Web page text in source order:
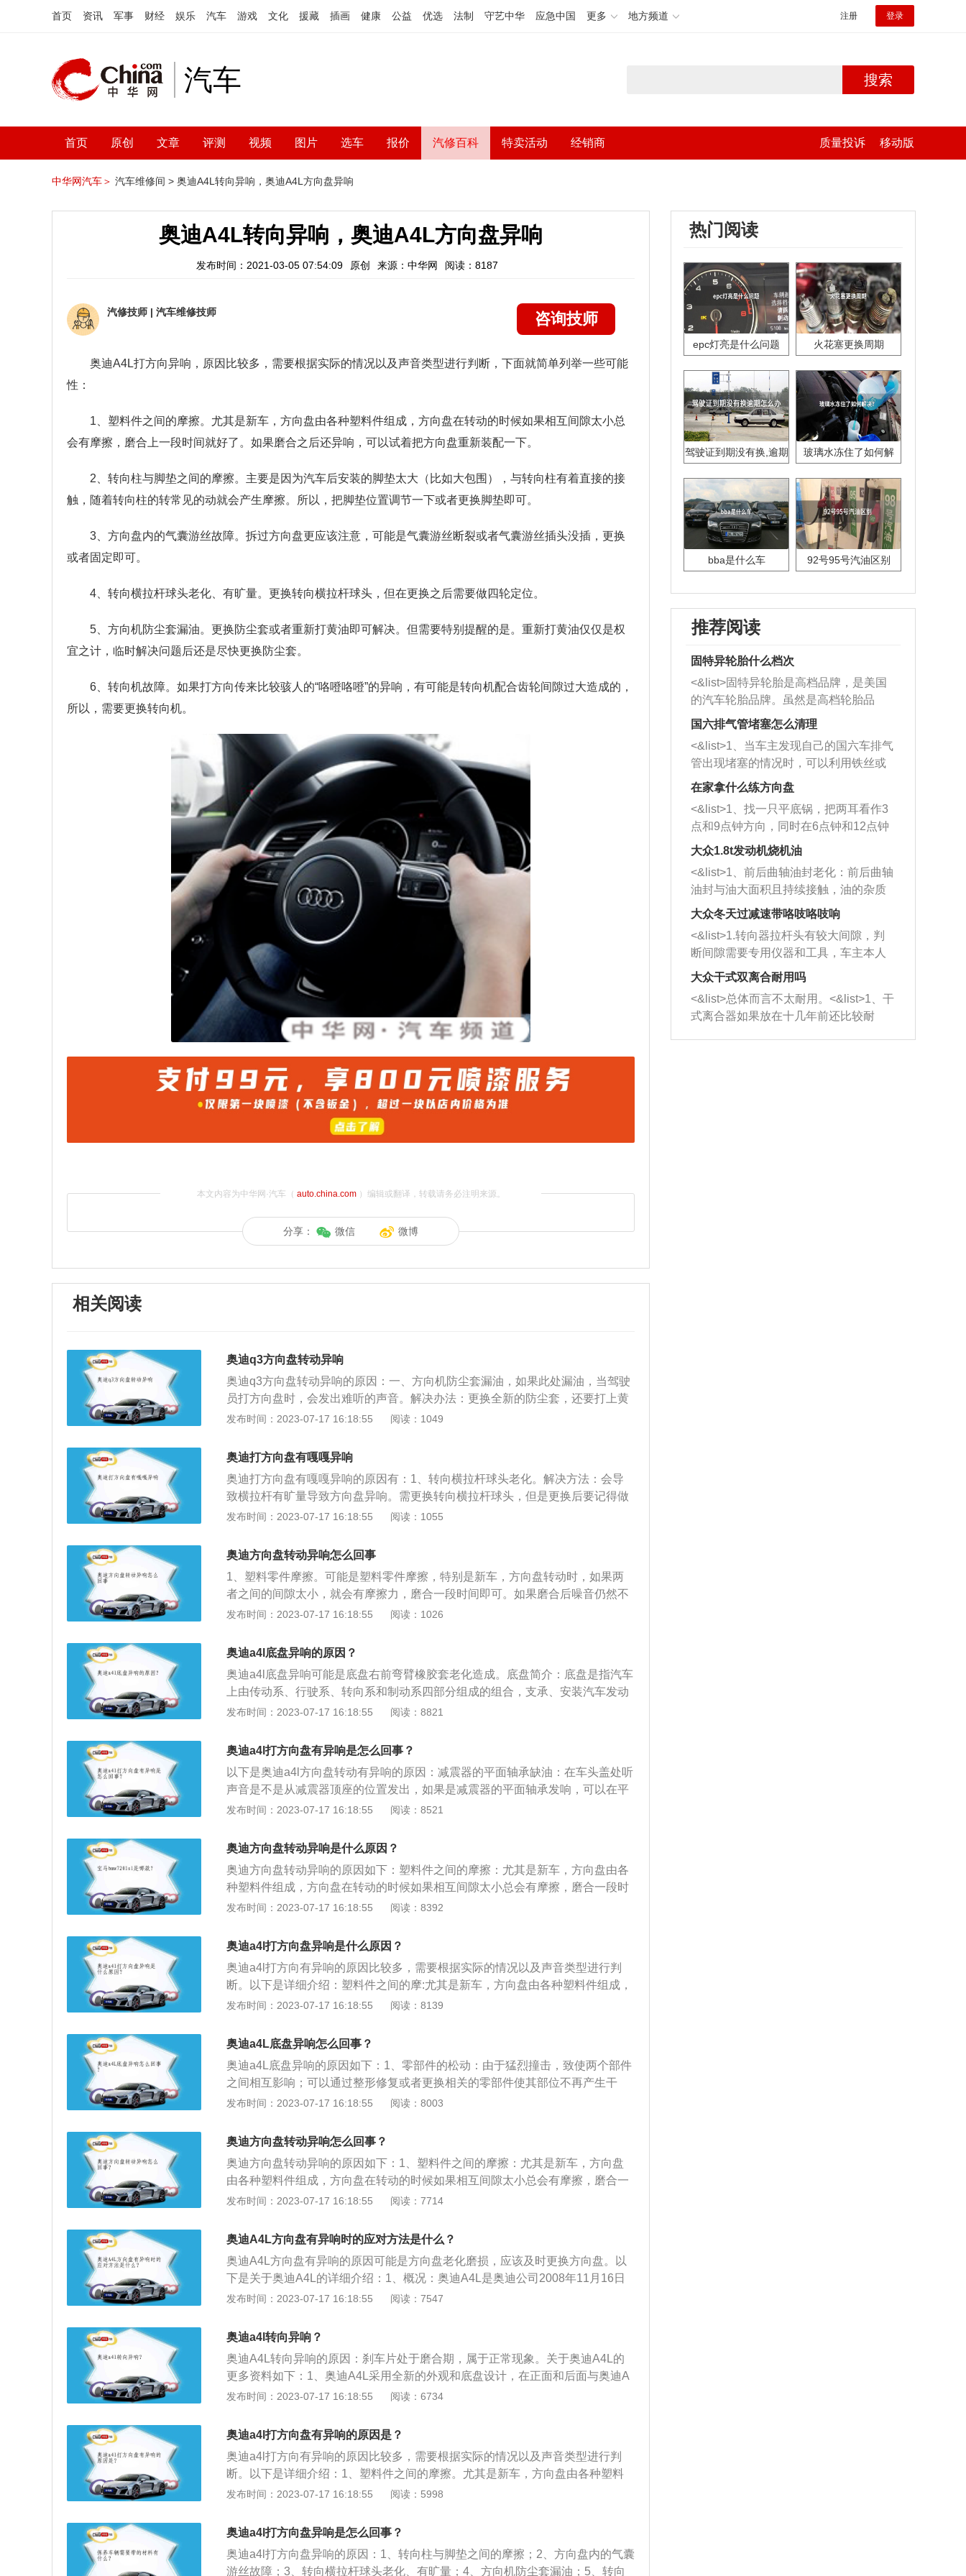
首页 资讯 军事 财经 娱乐 汽车 游戏 文化 援藏 插画 健康 公益 优选 法制 守艺中华 应急中国 更多 地方频道 注册 登录
汽车 搜索
首页 原创 文章 评测 视频 图片 选车 报价 汽修百科 特卖活动 经销商 质量投诉 移动版
中华网汽车＞ 汽车维修间 > 奥迪A4L转向异响，奥迪A4L方向盘异响
奥迪A4L转向异响，奥迪A4L方向盘异响
发布时间：2021-03-05 07:54:09 原创 来源：中华网 阅读：8187
汽修技师 | 汽车维修技师 咨询技师
奥迪A4L打方向异响，原因比较多，需要根据实际的情况以及声音类型进行判断，下面就简单列举一些可能
性：
1、塑料件之间的摩擦。尤其是新车，方向盘由各种塑料件组成，方向盘在转动的时候如果相互间隙太小总
会有摩擦，磨合上一段时间就好了。如果磨合之后还异响，可以试着把方向盘重新装配一下。
2、转向柱与脚垫之间的摩擦。主要是因为汽车后安装的脚垫太大（比如大包围），与转向柱有着直接的接
触，随着转向柱的转常见的动就会产生摩擦。所以，把脚垫位置调节一下或者更换脚垫即可。
3、方向盘内的气囊游丝故障。拆过方向盘更应该注意，可能是气囊游丝断裂或者气囊游丝插头没插，更换
或者固定即可。
4、转向横拉杆球头老化、有旷量。更换转向横拉杆球头，但在更换之后需要做四轮定位。
5、方向机防尘套漏油。更换防尘套或者重新打黄油即可解决。但需要特别提醒的是。重新打黄油仅仅是权
宜之计，临时解决问题后还是尽快更换防尘套。
6、转向机故障。如果打方向传来比较骇人的“咯噔咯噔”的异响，有可能是转向机配合齿轮间隙过大造成的，
所以，需要更换转向机。
本文内容为中华网·汽车（ auto.china.com）编辑或翻译，转载请务必注明来源。
分享： 微信 微博
相关阅读
奥迪q3方向盘转动异响
奥迪q3方向盘转动异响的原因：一、方向机防尘套漏油，如果此处漏油，当驾驶
员打方向盘时，会发出难听的声音。解决办法：更换全新的防尘套，还要打上黄
油。二、转向横拉杆球头老化，也会引起转动方向盘时发出异响。解决办法：更
者太脏，也会引起打方向盘时的异响并且转动方向盘时非常吃力。解决办法：检
查转向助力油的液面以及油质，如果缺失则补充，如果油质太脏，则需要更换。
四、气囊游丝故障也会引起转动方向盘时发出异响。解决办法：拆下方向盘，将
润滑剂喷涂在气囊游丝处或者更换气囊游丝。五、包裹平衡杆的胶圈松动会引起
打方向盘时发出异响。解决办法：添加垫片或者更换包裹平衡杆的胶圈。六、万
样会对万向节造成不可逆的损坏。解决办法：更换万向节，在日常用车过程中，
避免将方向盘打死。转动方向盘时发出异响的问题一定要引起重视，需要第一时
间处理。如果在高速上快速行驶，出现转向失灵的话，可能会酿成安全事故。
发布时间：2023-07-17 16:18:55 阅读：1049
奥迪打方向盘有嘎嘎异响
奥迪打方向盘有嘎嘎异响的原因有：1、转向横拉杆球头老化。解决方法：会导
致横拉杆有旷量导致方向盘异响。需更换转向横拉杆球头，但是更换后要记得做
四轮定位。2、转向机故障。解决方法：如果打方向的时候传来异响，并且转向
以。3、助力皮带松紧度不当或者老化。解决方法：对于机械液压助力的方向
盘，如果传动皮带松紧度不当或者老化就会有异响，调整或者更换皮带就可以。
4、塑料件之间的摩擦。解决方法：方向盘由各种塑料件组成，方向盘在转动的
时候如果相互间隙太小总会有摩擦，磨合一段时间即可。5、转向柱与脚垫之间
的摩擦。解决方法：主要是因为汽车后安装的脚垫太大，与转向柱有着直接的接
法：气囊游丝断裂或者气囊游丝插头没插，更换或者固定即可。方向盘的正确打
法：1、首先要掌握比较安全的握方向盘手势。即左手握在方向盘的9点附近，右
手握在3点附近，双手既要抓紧方向盘，又要放松不紧绷。拇指要自然的搭在方
到一半接着右手紧跟着继续打方向。3、方向盘向左打时，很多人喜欢用右手掏
里面的手容易被卡住甚至卡断了，而且胳膊也容易受伤。4、在保持比较高的速
度行驶（90公里以上）时，方向盘一定不要乱动，稍微一拨动方向盘就会让汽车
跑遍，容易发生危险。方向盘只能略微的动一动。两手不要放松，不要太紧绷。
5、打方向盘时，不能一只手来回的打方向，另一只手放在档位上。这是个很不
握方向盘来打方向。6、不要用手指拨方向盘。现在的汽车方向盘都是带助力
的，打方向很轻快，有些人为了图省事，打方向盘时只把手放到下面用手指随意
的拨动方向盘。这是非常不好的习惯，一旦发生意外来不及操控方向盘了。
发布时间：2023-07-17 16:18:55 阅读：1055
奥迪方向盘转动异响怎么回事
1、塑料零件摩擦。可能是塑料零件摩擦，特别是新车，方向盘转动时，如果两
者之间的间隙太小，就会有摩擦力，磨合一段时间即可。如果磨合后噪音仍然不
正常，可以尝试重新装配方向盘。2、转向柱和脚垫摩擦。可能是车尾安装的脚
位置或更换脚垫。3、安全气囊游丝故障。拆卸方向盘时要多加注意，可能是气
囊的游丝断裂或者是气囊的游丝插头没插上，可以更换有丝或者固定插头。4、
转向横拉杆球头老化。可能是转向横拉杆球头老化、有旷量，需要更换转向横拉
杆球头，但在更换之后需要做四轮定位。5、方向机防尘套漏油。可能是方向机
防尘套漏油，需要更换防尘套或重新涂抹黄油。但是重新涂黄油只能应急，暂时
的“咯噔咯噔”声，可能是转向机齿轮间隙过大造成的，需要更换转向机。7、平衡
杆胶松动。检查平衡杆胶有没有出现松动或损坏的情况，平衡杆胶松动、损坏不
但会在打方向的时候响，在过不平路面时也会发出响声，可以通过加垫片的方式
加助力系统的压力，助力泵就会传来异响，需要及时更换转向助力油。9、减震
一下声音是不是从减震器顶座的位置发出，如果是减震器平面轴承缺油，涂些黄
油即可。10、半轴球笼磨损严重。观察半轴球笼磨损是否严重、运行是否顺畅。
如果不顺畅，说明出现故障，会导致转向异响，需要更换半轴球笼。
发布时间：2023-07-17 16:18:55 阅读：1026
奥迪a4l底盘异响的原因？
奥迪a4l底盘异响可能是底盘右前弯臂橡胶套老化造成。底盘简介：底盘是指汽车
上由传动系、行驶系、转向系和制动系四部分组成的组合，支承、安装汽车发动
机及其各部件、总成，形成汽车的整体造型，承受发动机动力，保证正常行驶。
成，形成车体造型，接受发动机的动力，使汽车产生运动，保持正常行驶。
发布时间：2023-07-17 16:18:55 阅读：8821
奥迪a4l打方向盘有异响是怎么回事？
以下是奥迪a4l方向盘转动有异响的原因：减震器的平面轴承缺油：在车头盖处听
声音是不是从减震器顶座的位置发出，如果是减震器的平面轴承发响，可以在平
面轴承上涂些黄油，如果涂后还是响，就只能更换。平衡杆胶松动：检查一下平
响，在过不平路面时也会发出响声，平衡杆胶松动可以通过加垫片的方式来解
决，如果损坏只能更换。
发布时间：2023-07-17 16:18:55 阅读：8521
奥迪方向盘转动异响是什么原因？
奥迪方向盘转动异响的原因如下：塑料件之间的摩擦：尤其是新车，方向盘由各
种塑料件组成，方向盘在转动的时候如果相互间隙太小总会有摩擦，磨合一段时
间即可。转向柱与脚垫之间的摩擦：主要是因为汽车后安装的脚垫太大，与转向
障：可能是气囊游丝断裂或者气囊游丝插头没插，更换或者固定即可。转向横拉
杆球头老化、有旷量：更换转向横拉杆球头，但在更换之后需要做四轮定位。
发布时间：2023-07-17 16:18:55 阅读：8392
奥迪a4l打方向盘异响是什么原因？
奥迪a4l打方向有异响的原因比较多，需要根据实际的情况以及声音类型进行判
断。以下是详细介绍：塑料件之间的摩:尤其是新车，方向盘由各种塑料件组成，
方向盘在转动的时候如果相互间隙太小会产生摩擦，磨合一段时间即可。如果磨
安装的脚垫过大，与转向柱有直接接触，随着转向柱的转动会产生摩擦。所以，
调整脚垫位置或者更换脚垫即可。方向盘内的气囊游丝故障:如果拆卸过方向盘，
可能是气囊游丝断裂或者气囊游丝插头没插，更换或者固定即可。转向横拉杆球
头老化:更换转向横拉杆球头，但在更换之后需要做四轮定位。转向机故障:如果方
向盘传来比较骇人的异响，有可能是转向机配合齿轮间隙过大而造成异响，所
发布时间：2023-07-17 16:18:55 阅读：8139
奥迪a4L底盘异响怎么回事？
奥迪a4L底盘异响的原因如下：1、零部件的松动：由于猛烈撞击，致使两个部件
之间相互影响；可以通过整形修复或者更换相关的零部件使其部位不再产生干
涉。2、螺栓或者螺母松动：长期在路况较差的道路上行驶，致使螺栓松动，不
损坏漏油没有及时维修，致使小轴承磨损异常；更换新的外（内）球笼或万向节
即可。
发布时间：2023-07-17 16:18:55 阅读：8003
奥迪方向盘转动异响怎么回事？
奥迪方向盘转动异响的原因如下：1、塑料件之间的摩擦：尤其是新车，方向盘
由各种塑料件组成，方向盘在转动的时候如果相互间隙太小总会有摩擦，磨合一
段时间即可。2、转向柱与脚垫之间的摩擦：主要是因为汽车后安装的脚垫太
的气囊游丝故障：可能是气囊游丝断裂或者气囊游丝插头没插，更换或者固定即
可。4、转向横拉杆球头老化、有旷量：更换转向横拉杆球头，但在更换之后需
要做四轮定位。
发布时间：2023-07-17 16:18:55 阅读：7714
奥迪A4L方向盘有异响时的应对方法是什么？
奥迪A4L方向盘有异响的原因可能是方向盘老化磨损，应该及时更换方向盘。以
下是关于奥迪A4L的详细介绍：1、概况：奥迪A4L是奥迪公司2008年11月16日
正式发布的一款车型，全新奥迪A4L采用了全新的外观和底盘设计，在正面和后
机。标准座位数为5个。最高时速为225km/h。加速时间为6.6秒(0-100km/h)。驱
动方式为前置前驱或前置四驱。车身重量为1510-1800千克。
发布时间：2023-07-17 16:18:55 阅读：7547
奥迪a4l转向异响？
奥迪A4L转向异响的原因：刹车片处于磨合期，属于正常现象。关于奥迪A4L的
更多资料如下：1、奥迪A4L采用全新的外观和底盘设计，在正面和后面与奥迪A
5十分相似。2、奥迪A4L的前脸设计采用与家族中价格昂贵的跑车设计风格，由
内饰，给人感觉更加偏向舒适，全系淡雅的浅灰色辅以仿桃木装饰，显得十分沉
稳大气。
发布时间：2023-07-17 16:18:55 阅读：6734
奥迪a4l打方向盘有异响的原因是？
奥迪a4l打方向有异响的原因比较多，需要根据实际的情况以及声音类型进行判
断。以下是详细介绍：1、塑料件之间的摩擦。尤其是新车，方向盘由各种塑料
件组成，方向盘在转动的时候如果相互间隙太小会产生摩擦，磨合一段时间即
的摩擦。因为汽车后安装的脚垫过大，与转向柱有直接接触，随着转向柱的转动
会产生摩擦。所以，调整脚垫位置或者更换脚垫即可。3、方向盘内的气囊游丝
故障。如果拆卸过方向盘，可能是气囊游丝断裂或者气囊游丝插头没插，更换或
发布时间：2023-07-17 16:18:55 阅读：5998
奥迪a4l打方向盘异响是怎么回事？
奥迪a4l打方向盘异响的原因：1、转向柱与脚垫之间的摩擦；2、方向盘内的气囊
游丝故障；3、转向横拉杆球头老化、有旷量；4、方向机防尘套漏油；5、转向
热门阅读
epc灯亮是什么问题 火花塞更换周期
驾驶证到期没有换,逾期
玻璃水冻住了如何解
bba是什么车 92号95号汽油区别
推荐阅读
固特异轮胎什么档次
<&list>固特异轮胎是高档品牌，是美国
的汽车轮胎品牌。虽然是高档轮胎品
牌，但是中高低端的轮胎都有生产，这
也是为了更好的开拓市场。
国六排气管堵塞怎么清理
<&list>1、当车主发现自己的国六车排气
管出现堵塞的情况时，可以利用铁丝或
者是细棍，直接将杂物给取出来，如果
堵塞情况比较严重，也可以采取应急措
施。 <&list>2、直接利用木棍将所有的
杂物推到排气管里面的位置处，然后将
三元催化器拆解开，就可以将堵塞的东
西取出来。但如果是因为积碳过多引起
的堵塞，就需要将三元催化器泡在草酸
洗剂对堵塞的情况得到解决，将清洗剂
放在燃油箱中，与燃油混合后，车辆启
动时，就可以和汽油一起进入到燃烧
室，最后形成废气排出，就可以让三元
催化器得到清洗，排气管堵塞的情况就
能够得到解决。
在家拿什么练方向盘
<&list>1、找一只平底锅，把两耳看作3
点和9点钟方向，同时在6点钟和12点钟
方向做一个标记。 <&list>2、双手握住
一圈半的练习，往右同样也要打相同的
圈数。 <&list>3、最后强调要反复练
习，这样就可以形成肌肉记忆，在真实
驾驶车辆时，不需要记忆也能打好方
向。
大众1.8t发动机烧机油
<&list>1、前后曲轴油封老化：前后曲轴
油封与油大面积且持续接触，油的杂质
和发动机内持续温度变化使其密封效果
逐渐减弱，导致渗油或漏油。<&list>2、
活塞间隙过大：积碳会使活塞环与缸体
的间隙扩大，导致机油流入燃烧室中，
造成烧机油。<&list>3、机油粘度。使用
机油粘度过小的话，同样会有烧机油现
象，机油粘度过小具有很好的流动性，
大众冬天过减速带咯吱咯吱响
<&list>1.转向器拉杆头有较大间隙，判
断间隙需要专用仪器和工具，车主本人
无法制作，需要将车辆送到修理厂或4s
店；<&list>2.车辆半轴套管防尘罩破
裂，破裂后会出现漏油现象，使半轴磨
损严重，磨损的半轴容易损坏，产生异
响；<&list>3.稳定器的转向胶套和球头
大众干式双离合耐用吗
<&list>总体而言不太耐用。<&list>1、干
式离合器如果放在十几年前还比较耐